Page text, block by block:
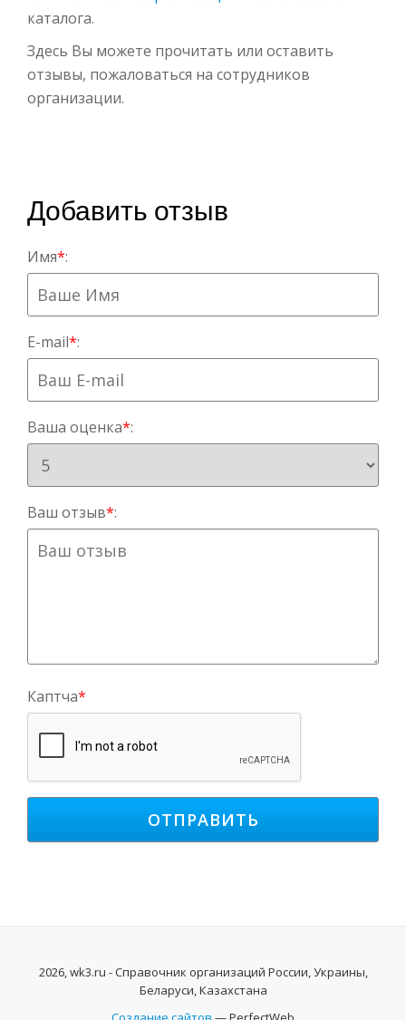
каталога.
Здесь Вы можете прочитать или оставить
отзывы, пожаловаться на сотрудников
организации.
Добавить отзыв
Имя*:
E-mail*:
Ваша оценка*:
Ваш отзыв*:
Каптча*
2026, wk3.ru - Справочник организаций России, Украины,
Беларуси, Казахстана